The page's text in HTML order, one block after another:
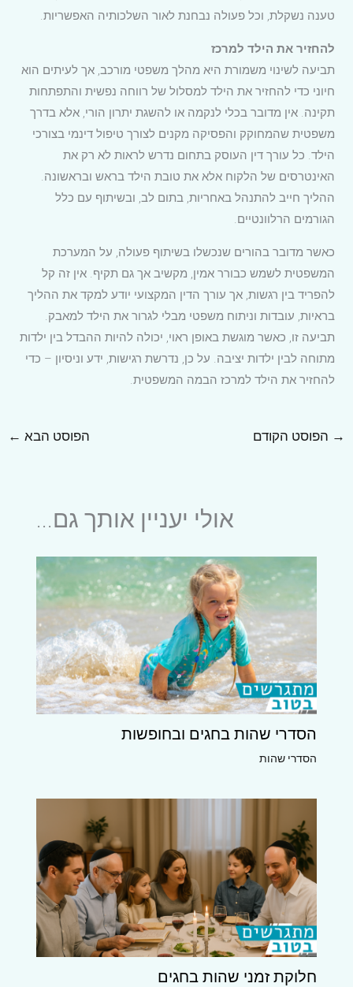
טענה נשקלת, וכל פעולה נבחנת לאור השלכותיה האפשריות.
להחזיר את הילד למרכז
תביעה לשינוי משמורת היא מהלך משפטי מורכב, אך לעיתים הוא
חיוני כדי להחזיר את הילד למסלול של רווחה נפשית והתפתחות
תקינה. אין מדובר בכלי לנקמה או להשגת יתרון הורי, אלא בדרך
משפטית שהמחוקק והפסיקה מקנים לצורך טיפול דינמי בצורכי
הילד. כל עורך דין העוסק בתחום נדרש לראות לא רק את
האינטרסים של הלקוח אלא את טובת הילד בראש ובראשונה.
ההליך חייב להתנהל באחריות, בתום לב, ובשיתוף עם כלל
הגורמים הרלוונטיים.
כאשר מדובר בהורים שנכשלו בשיתוף פעולה, על המערכת
המשפטית לשמש כבורר אמין, מקשיב אך גם תקיף. אין זה קל
להפריד בין רגשות, אך עורך הדין המקצועי יודע למקד את ההליך
בראיות, עובדות וניתוח משפטי מבלי לגרור את הילד למאבק.
תביעה זו, כאשר מוגשת באופן ראוי, יכולה להיות ההבדל בין ילדות
מתוחה לבין ילדות יציבה. על כן, נדרשת רגישות, ידע וניסיון – כדי
להחזיר את הילד למרכז הבמה המשפטית.
→ הפוסט הקודם הפוסט הבא ←
אולי יעניין אותך גם...
הסדרי שהות בחגים ובחופשות
הסדרי שהות
חלוקת זמני שהות בחגים